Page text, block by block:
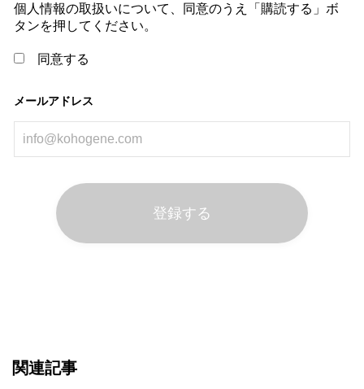
個人情報の取扱いについて、同意のうえ「購読する」ボ
タンを押してください。
同意する
メールアドレス
関連記事